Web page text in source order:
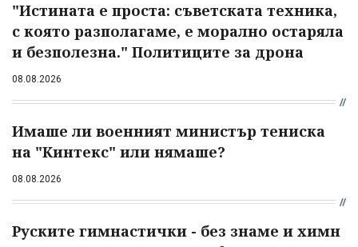
"Истината е проста: съветската техника,
с която разполагаме, е морално остаряла
и безполезна." Политиците за дрона
08.08.2026
Имаше ли военният министър тениска
на "Кинтекс" или нямаше?
08.08.2026
Руските гимнастички - без знаме и химн